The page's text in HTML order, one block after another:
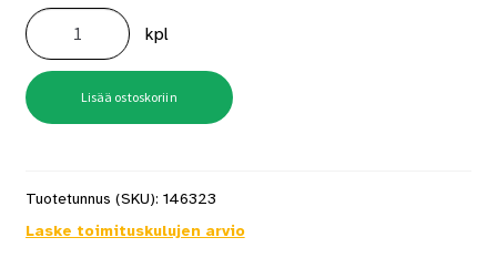
Kourutaltta
Bahco
422P-
25
25mm
määrä
kpl
Lisää ostoskoriin
Tuotetunnus (SKU): 146323
Laske toimituskulujen arvio